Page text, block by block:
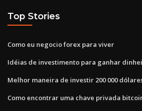
Top Stories
Como eu negocio forex para viver
Idéias de investimento para ganhar
Melhor maneira de investir 200 000
Como encontrar uma chave privada